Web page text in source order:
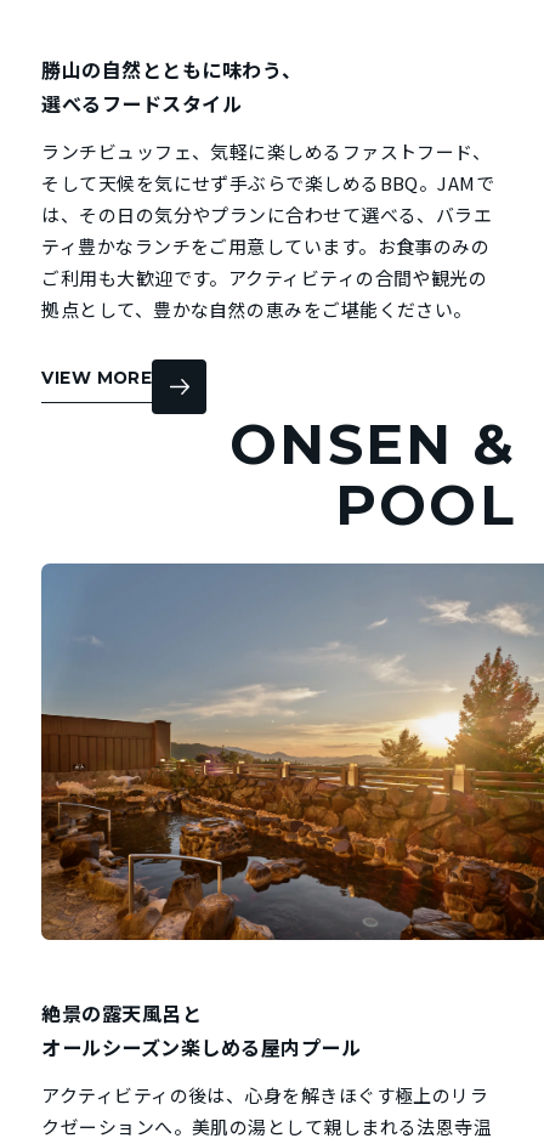
勝山の自然とともに味わう、
選べるフードスタイル
ランチビュッフェ、気軽に楽しめるファストフード、
そして天候を気にせず手ぶらで楽しめるBBQ。JAMで
は、その日の気分やプランに合わせて選べる、バラエ
ティ豊かなランチをご用意しています。お食事のみの
ご利用も大歓迎です。アクティビティの合間や観光の
拠点として、豊かな自然の恵みをご堪能ください。
VIEW MORE
ONSEN &
POOL
絶景の露天風呂と
オールシーズン楽しめる屋内プール
アクティビティの後は、心身を解きほぐす極上のリラ
クゼーションへ。美肌の湯として親しまれる法恩寺温